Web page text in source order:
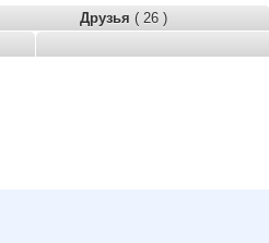
Друзья ( 26 )